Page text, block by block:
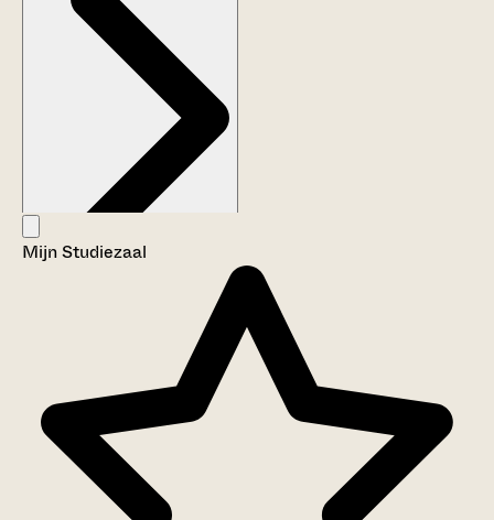
Aanwijzingen voor de gebruiker
Inventaris
Mijn Studiezaal